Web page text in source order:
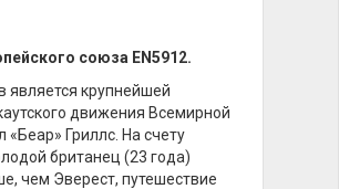
союза EN5912.
является крупнейшей
движения Всемирной
Гриллс. На счету
британец (23 года)
чем Эверест, путешествие